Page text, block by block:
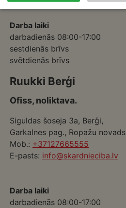
Darba laiki
darbadienās 08:00-17:00
sestdienās brīvs
svētdienās brīvs
Ruukki Berģi
Ofiss, noliktava.
Siguldas šoseja 3a, Berģi,
Garkalnes pag., Ropažu novads
Mob.: +37127665555
E-pasts: info@skardnieciba.lv
Darba laiki
darbadienās 08:00-17:00